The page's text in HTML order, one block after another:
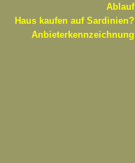
Ablauf
Haus kaufen auf Sardinien?
Anbieterkennzeichnung